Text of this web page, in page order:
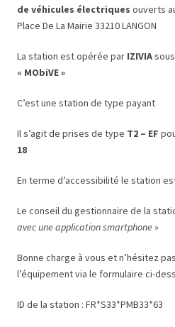
de véhicules électriques ouverts
Place De La Mairie 33210 LANGON
La station est opérée par IZIVIA
« MObiVE »
C’est une station de type payant
Il s’agit de prises de type T2 – EF
18
En terme d’accessibilité le station
Le conseil du gestionnaire de la
avec une application smartphone »
Bonne charge à vous et n’hésitez
l’équipement via le formulaire ci-
ID de la station : FR*S33*PMB33*63